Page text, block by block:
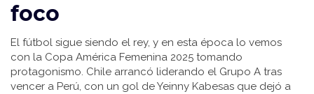
foco
El fútbol sigue siendo el rey, y en esta época lo vemos
con la Copa América Femenina 2025 tomando
protagonismo. Chile arrancó liderando el Grupo A tras
vencer a Perú, con un gol de Yeinny Kabesas que dejó a